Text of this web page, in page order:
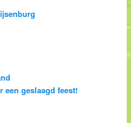
een geslaagd feest!